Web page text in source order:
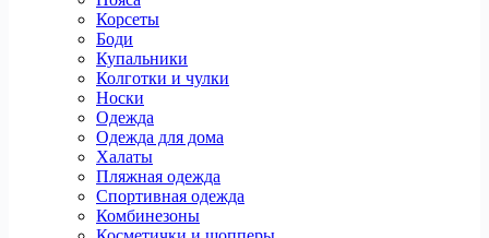
Корсеты
Боди
Купальники
Колготки и чулки
Носки
Одежда
Одежда для дома
Халаты
Пляжная одежда
Спортивная одежда
Комбинезоны